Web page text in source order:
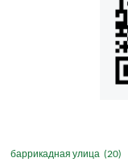
баррикадная улица (20)